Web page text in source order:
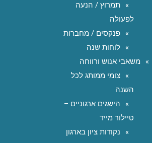
תמרוץ / הנעה
לפעולה
פנקסים / מחברות
לוחות שנה
משאבי אנוש ורווחה
צומי ממותג לכל
השנה
הישגים ארגוניים –
טיילור מייד
נקודות ציון בארגון